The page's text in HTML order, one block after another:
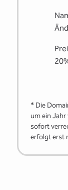
* Die
um ein
sofort
erfolgt erst